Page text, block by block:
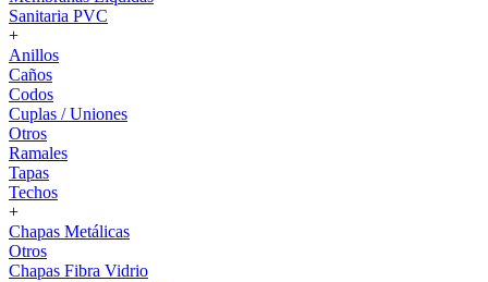
Sanitaria PVC
+
Anillos
Caños
Codos
Cuplas / Uniones
Otros
Ramales
Tapas
Techos
+
Chapas Metálicas
Otros
Chapas Fibra Vidrio